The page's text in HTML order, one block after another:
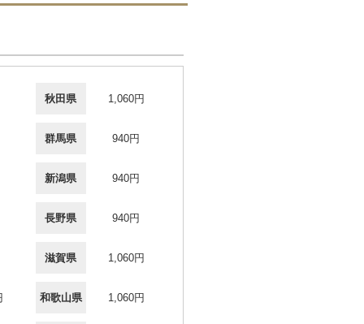
秋田県 1,060円
群馬県 940円
新潟県 940円
長野県 940円
滋賀県 1,060円
和歌山県 1,060円